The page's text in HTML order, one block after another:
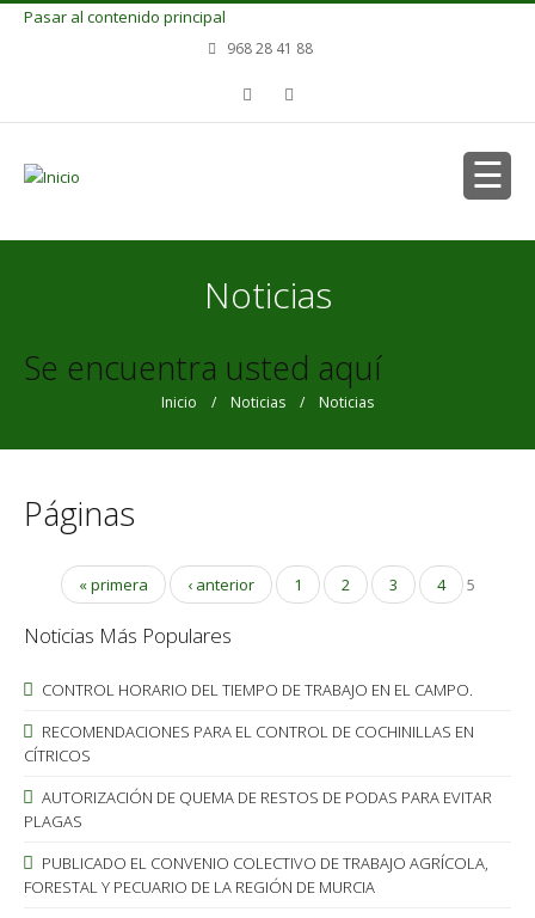
Pasar al contenido principal
968 28 41 88
Noticias
Se encuentra usted aquí
Inicio / Noticias / Noticias
Páginas
« primera ‹ anterior 1 2 3 4 5
Noticias Más Populares
CONTROL HORARIO DEL TIEMPO DE TRABAJO EN EL CAMPO.
RECOMENDACIONES PARA EL CONTROL DE COCHINILLAS EN
CÍTRICOS
AUTORIZACIÓN DE QUEMA DE RESTOS DE PODAS PARA EVITAR
PLAGAS
PUBLICADO EL CONVENIO COLECTIVO DE TRABAJO AGRÍCOLA,
FORESTAL Y PECUARIO DE LA REGIÓN DE MURCIA